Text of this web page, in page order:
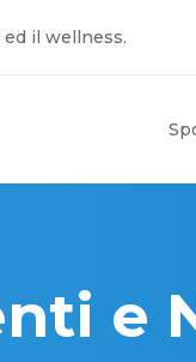
il wellness.
e